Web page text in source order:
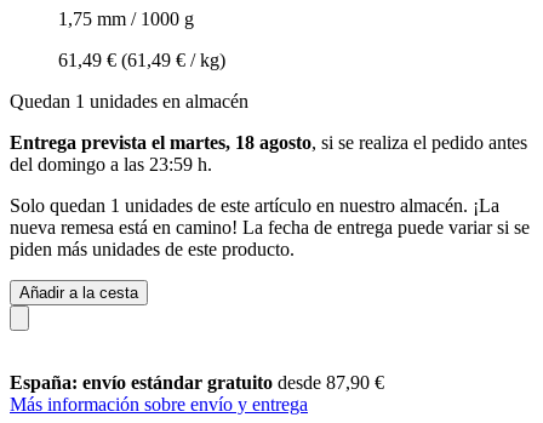
1,75 mm / 1000 g
61,49 € (61,49 € / kg)
Quedan 1 unidades en almacén
Entrega prevista el martes, 18 agosto, si se realiza el pedido antes
del domingo a las 23:59 h.
Solo quedan 1 unidades de este artículo en nuestro almacén. ¡La
nueva remesa está en camino! La fecha de entrega puede variar si se
piden más unidades de este producto.
Añadir a la cesta
España: envío estándar gratuito desde 87,90 €
Más información sobre envío y entrega